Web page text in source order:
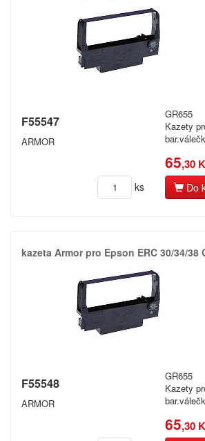
F55547
ARMOR
GR655
Kazety
65,30
ks Do
kazeta Armor pro Epson ERC 30/​34/​38
F55548
ARMOR
GR655
Kazety
65,30